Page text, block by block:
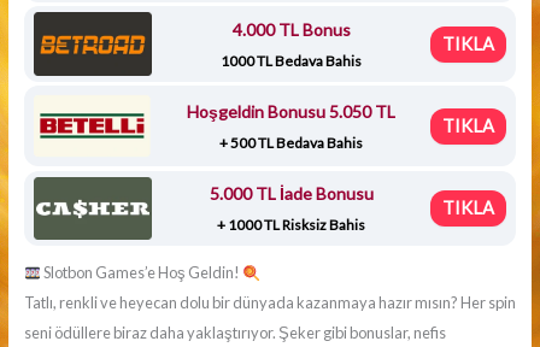
4.000 TL Bonus
1000 TL Bedava Bahis
TIKLA
Hoşgeldin Bonusu 5.050 TL
+ 500 TL Bedava Bahis
TIKLA
5.000 TL İade Bonusu
+ 1000 TL Risksiz Bahis
TIKLA
Slotbon Games’e Hoş Geldin!
Tatlı, renkli ve heyecan dolu bir dünyada kazanmaya hazır mısın? Her spin
seni ödüllere biraz daha yaklaştırıyor. Şeker gibi bonuslar, nefis